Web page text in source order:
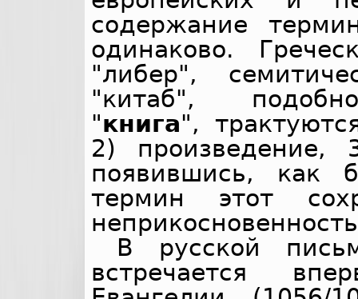
содержание
одинаково.
"либер",
"китаб",
"книга",
2) произведение,
появившись,
термин этот
В русской
встречается